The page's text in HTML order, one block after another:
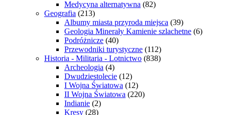
Medycyna alternatywna (82)
Geografia (213)
Albumy miasta przyroda miejsca (39)
Geologia Minerały Kamienie szlachetne (6)
Podróżnicze (40)
Przewodniki turystyczne (112)
Historia - Militaria - Lotnictwo (838)
Archeologia (4)
Dwudziestolecie (12)
I Wojna Światowa (12)
II Wojna Światowa (220)
Indianie (2)
Kresy (28)